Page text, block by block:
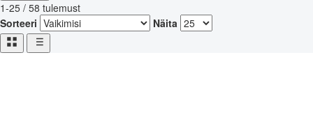
1-25 / 58 tulemust
Sorteeri
Näita